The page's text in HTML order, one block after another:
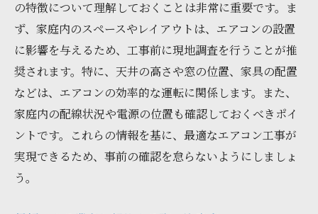
の特徴について理解しておくことは非常に重要です。ま
ず、家庭内のスペースやレイアウトは、エアコンの設置
に影響を与えるため、工事前に現地調査を行うことが推
奨されます。特に、天井の高さや窓の位置、家具の配置
などは、エアコンの効率的な運転に関係します。また、
家庭内の配線状況や電源の位置も確認しておくべきポイ
ントです。これらの情報を基に、最適なエアコン工事が
実現できるため、事前の確認を怠らないようにしましょ
う。